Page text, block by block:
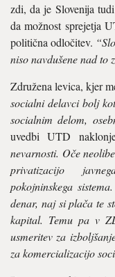
zdi, da je Slovenija
da možnost sprejetja
politična odločitev.
niso navdušene nad to
Združena levica, kjer
socialni delavci bolj
socialnim delom,
uvedbi UTD
nevarnosti. Oče
privatizacijo
pokojninskega
denar, naj si plača te
kapital. Temu pa v
usmeritev za
za komercializacijo